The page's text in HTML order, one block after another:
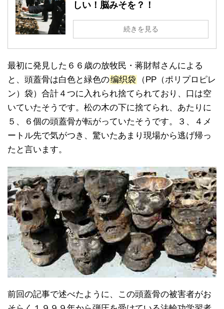
しい！脳みそを？！
続きを見る
最初に発見した６６歳の放牧民・蒋財幇さんによる
と、頭蓋骨は白色と緑色の编织袋
（PP（ポリプロピレ
ン）袋）合計４つに入れられ捨てられており、口は空
いていたそうです。松の木の下に捨てられ、あたりに
５、６個の頭蓋骨が転がっていたそうです。３、４メ
ートル先で気がつき、驚いたあまり現場から逃げ帰っ
たと言います。
前回の記事で述べたように、この頭蓋骨の被害者がお